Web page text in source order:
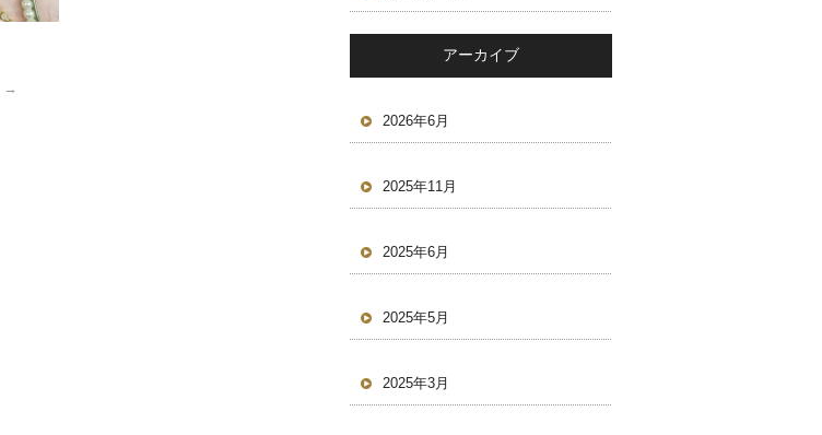
→
アーカイブ
2026年6月
2025年11月
2025年6月
2025年5月
2025年3月